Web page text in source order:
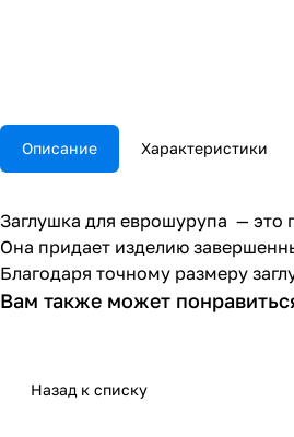
Описание Характеристики
Заглушка для еврошурупа — это
Она придает изделию
Благодаря точному размеру
Вам также может
Назад к списку